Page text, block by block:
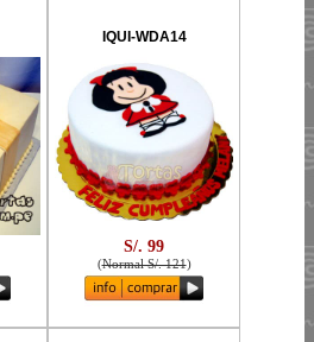
IQUI-WDA14
S/. 99
(Normal S/. 121)